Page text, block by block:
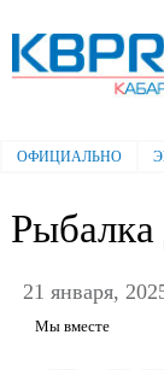
Электронная
Балкарская
Главное меню
ОФИЦИАЛЬНО
Рыбалка
21 января,
Мы вместе